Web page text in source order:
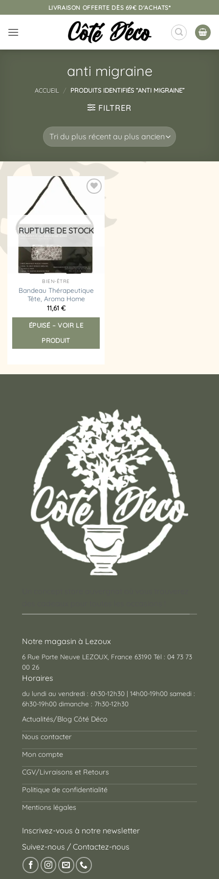
au
contenu
LIVRAISON OFFERTE DÈS 69€ D'ACHATS*
anti migraine
ACCUEIL / PRODUITS IDENTIFIÉS “ANTI MIGRAINE”
FILTRER
liste
d’envies
RUPTURE DE STOCK
BIEN-ÊTRE
Bandeau Thérapeutique
Tête, Aroma Home
11,61 €
ÉPUISÉ – VOIR LE
PRODUIT
Notre magasin à Lezoux
6 Rue Porte Neuve LEZOUX, France 63190 Tél : 04 73 73
00 26
Horaires
du lundi au vendredi : 6h30-12h30 | 14h00-19h00 samedi :
6h30-19h00 dimanche : 7h30-12h30
Actualités/Blog Côté Déco
Nous contacter
Mon compte
CGV/Livraisons et Retours
Politique de confidentialité
Mentions légales
Inscrivez-vous à notre newsletter
Suivez-nous / Contactez-nous